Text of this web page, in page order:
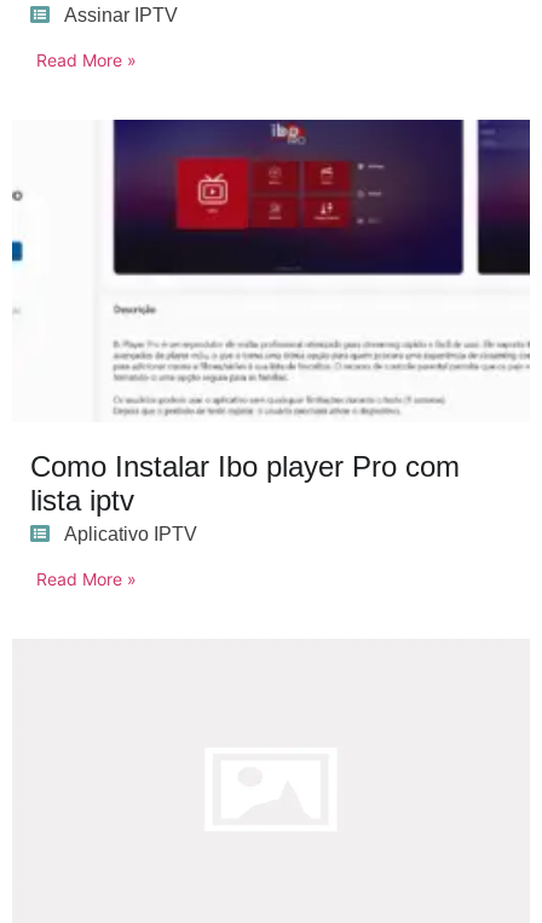
Assinar IPTV
Read More »
Como Instalar Ibo player Pro com
lista iptv
Aplicativo IPTV
Read More »